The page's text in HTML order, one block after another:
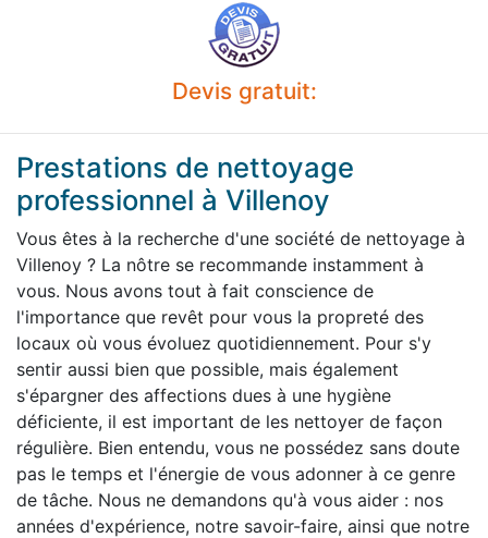
Devis gratuit:
Prestations de nettoyage
professionnel à Villenoy
Vous êtes à la recherche d'une société de nettoyage à
Villenoy ? La nôtre se recommande instamment à
vous. Nous avons tout à fait conscience de
l'importance que revêt pour vous la propreté des
locaux où vous évoluez quotidiennement. Pour s'y
sentir aussi bien que possible, mais également
s'épargner des affections dues à une hygiène
déficiente, il est important de les nettoyer de façon
régulière. Bien entendu, vous ne possédez sans doute
pas le temps et l'énergie de vous adonner à ce genre
de tâche. Nous ne demandons qu'à vous aider : nos
années d'expérience, notre savoir-faire, ainsi que notre